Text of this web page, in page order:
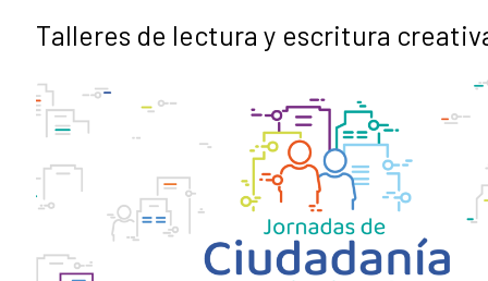
Talleres de lectura y escritura